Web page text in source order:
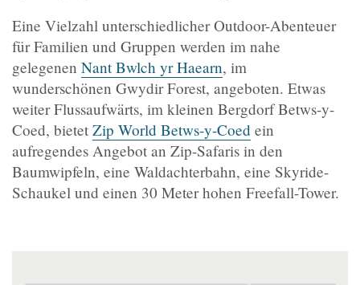
Eine Vielzahl unterschiedlicher Outdoor-Abenteuer
für Familien und Gruppen werden im nahe
gelegenen Nant Bwlch yr Haearn, im
wunderschönen Gwydir Forest, angeboten. Etwas
weiter Flussaufwärts, im kleinen Bergdorf Betws-y-
Coed, bietet Zip World Betws-y-Coed ein
aufregendes Angebot an Zip-Safaris in den
Baumwipfeln, eine Waldachterbahn, eine Skyride-
Schaukel und einen 30 Meter hohen Freefall-Tower.